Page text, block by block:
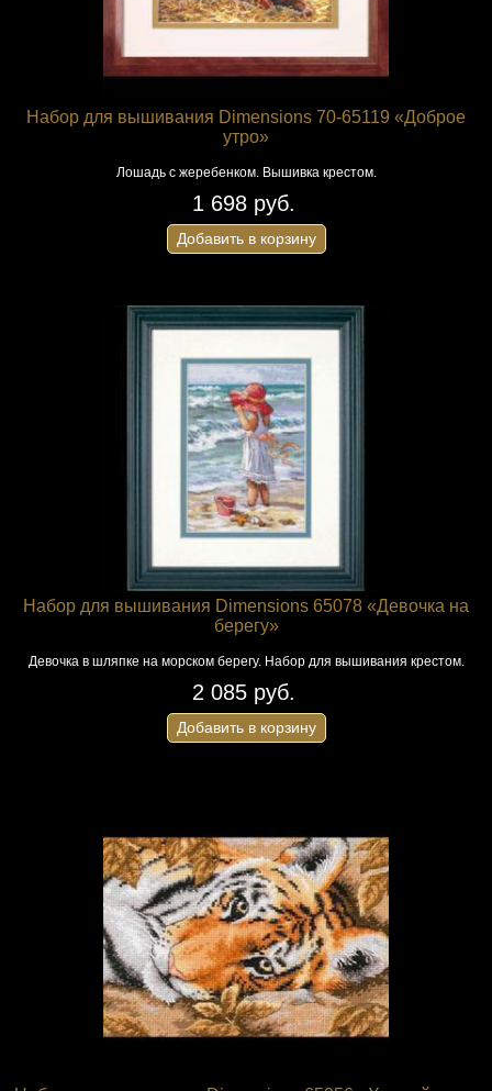
Набор для вышивания Dimensions 70-65119 «Доброе
утро»
Лошадь с жеребенком. Вышивка крестом.
1 698 руб.
Добавить в корзину
Набор для вышивания Dimensions 65078 «Девочка на
берегу»
Девочка в шляпке на морском берегу. Набор для вышивания крестом.
2 085 руб.
Добавить в корзину